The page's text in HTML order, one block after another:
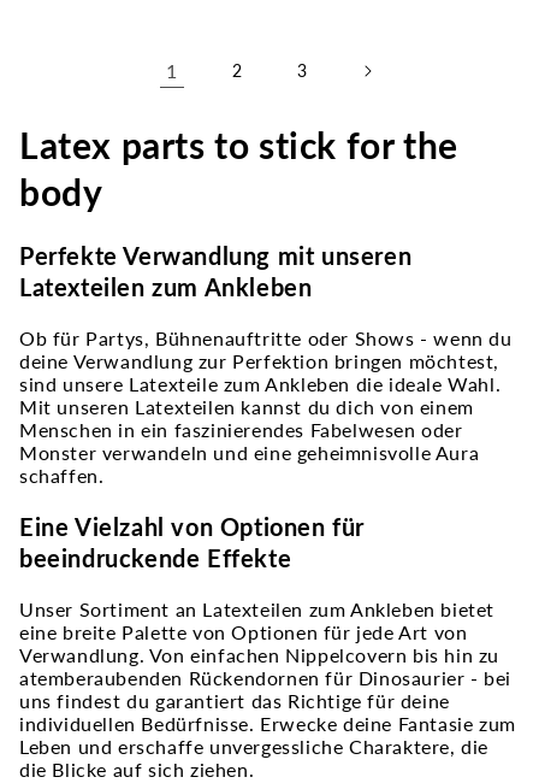
1 2 3
Latex parts to stick for the
body
Perfekte Verwandlung mit unseren
Latexteilen zum Ankleben
Ob für Partys, Bühnenauftritte oder Shows - wenn du
deine Verwandlung zur Perfektion bringen möchtest,
sind unsere Latexteile zum Ankleben die ideale Wahl.
Mit unseren Latexteilen kannst du dich von einem
Menschen in ein faszinierendes Fabelwesen oder
Monster verwandeln und eine geheimnisvolle Aura
schaffen.
Eine Vielzahl von Optionen für
beeindruckende Effekte
Unser Sortiment an Latexteilen zum Ankleben bietet
eine breite Palette von Optionen für jede Art von
Verwandlung. Von einfachen Nippelcovern bis hin zu
atemberaubenden Rückendornen für Dinosaurier - bei
uns findest du garantiert das Richtige für deine
individuellen Bedürfnisse. Erwecke deine Fantasie zum
Leben und erschaffe unvergessliche Charaktere, die
die Blicke auf sich ziehen.